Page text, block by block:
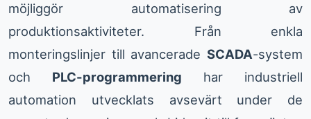
möjliggör automatisering av
produktionsaktiviteter. Från enkla
monteringslinjer till avancerade SCADA-system
och PLC-programmering har industriell
automation utvecklats avsevärt under de